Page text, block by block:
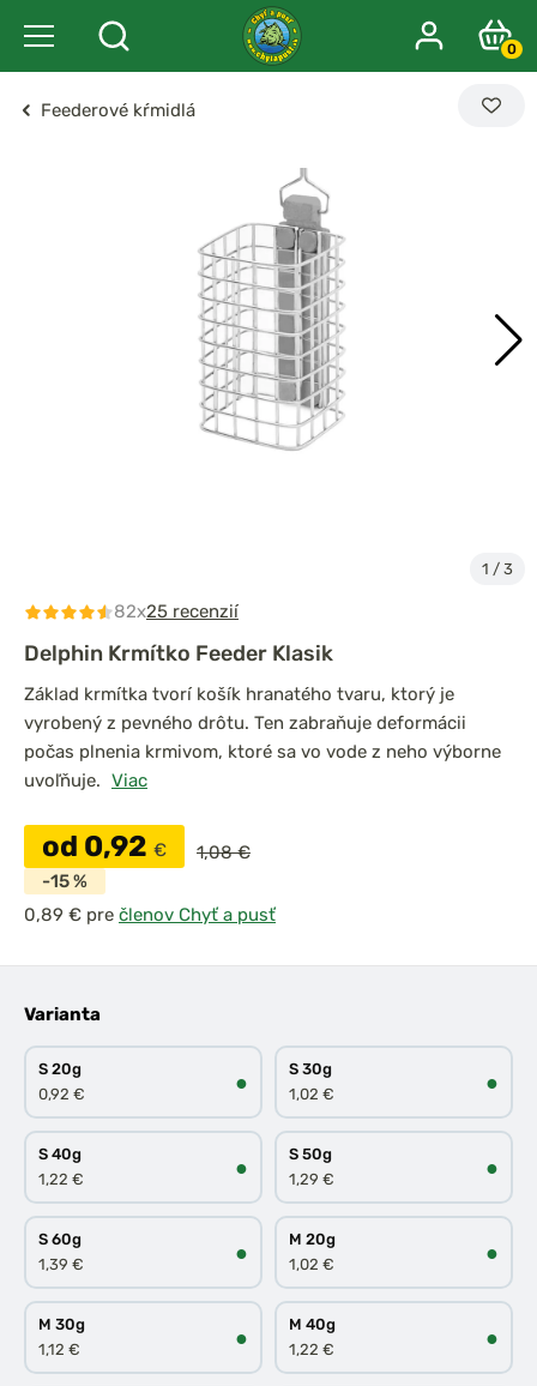
0
Feederové kŕmidlá
1 / 3
82x25 recenzií
Delphin Krmítko Feeder Klasik
Základ krmítka tvorí košík hranatého tvaru, ktorý je
vyrobený z pevného drôtu. Ten zabraňuje deformácii
počas plnenia krmivom, ktoré sa vo vode z neho výborne
uvoľňuje. Viac
od 0,92 €
1,08 €
-15 %
pre členov Chyť a pusť
Varianta
S 20g
0,92 €
●
S 30g
1,02 €
●
S 40g
1,22 €
●
S 50g
1,29 €
●
S 60g
1,39 €
●
M 20g
1,02 €
●
M 30g
1,12 €
●
M 40g
1,22 €
●